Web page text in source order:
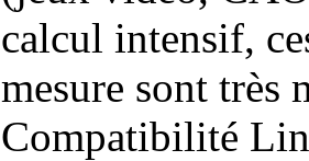
calcul intensif,
mesure sont très
Compatibilité